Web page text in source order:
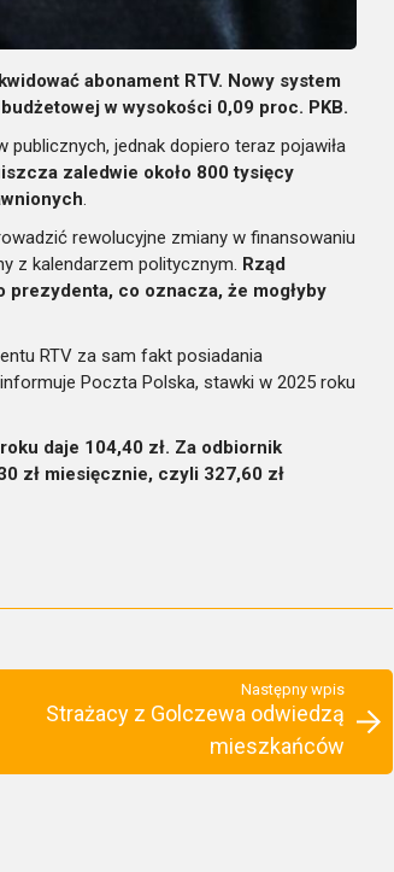
abonament RTV. Nowy system
w wysokości 0,09 proc. PKB.
jednak dopiero teraz pojawiła
zaledwie około 800 tysięcy
.
rewolucyjne zmiany w finansowaniu
z kalendarzem politycznym. Rząd
prezydenta, co oznacza, że mogłyby
RTV za sam fakt posiadania
Poczta Polska, stawki w 2025 roku
daje 104,40 zł. Za odbiornik
zł miesięcznie, czyli 327,60 zł
Następny wpis
Strażacy z Golczewa odwiedzą
mieszkańców